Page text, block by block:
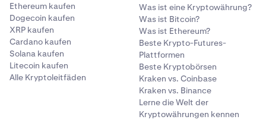
Ethereum kaufen
Dogecoin kaufen
XRP kaufen
Cardano kaufen
Solana kaufen
Litecoin kaufen
Alle Kryptoleitfäden
Was ist eine Kryptowährung?
Was ist Bitcoin?
Was ist Ethereum?
Beste Krypto-Futures-
Plattformen
Beste Kryptobörsen
Kraken vs. Coinbase
Kraken vs. Binance
Lerne die Welt der
Kryptowährungen kennen